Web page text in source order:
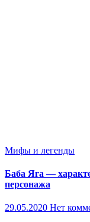
Мифы и легенды
Баба Яга —
персонажа
29.05.2020 Нет